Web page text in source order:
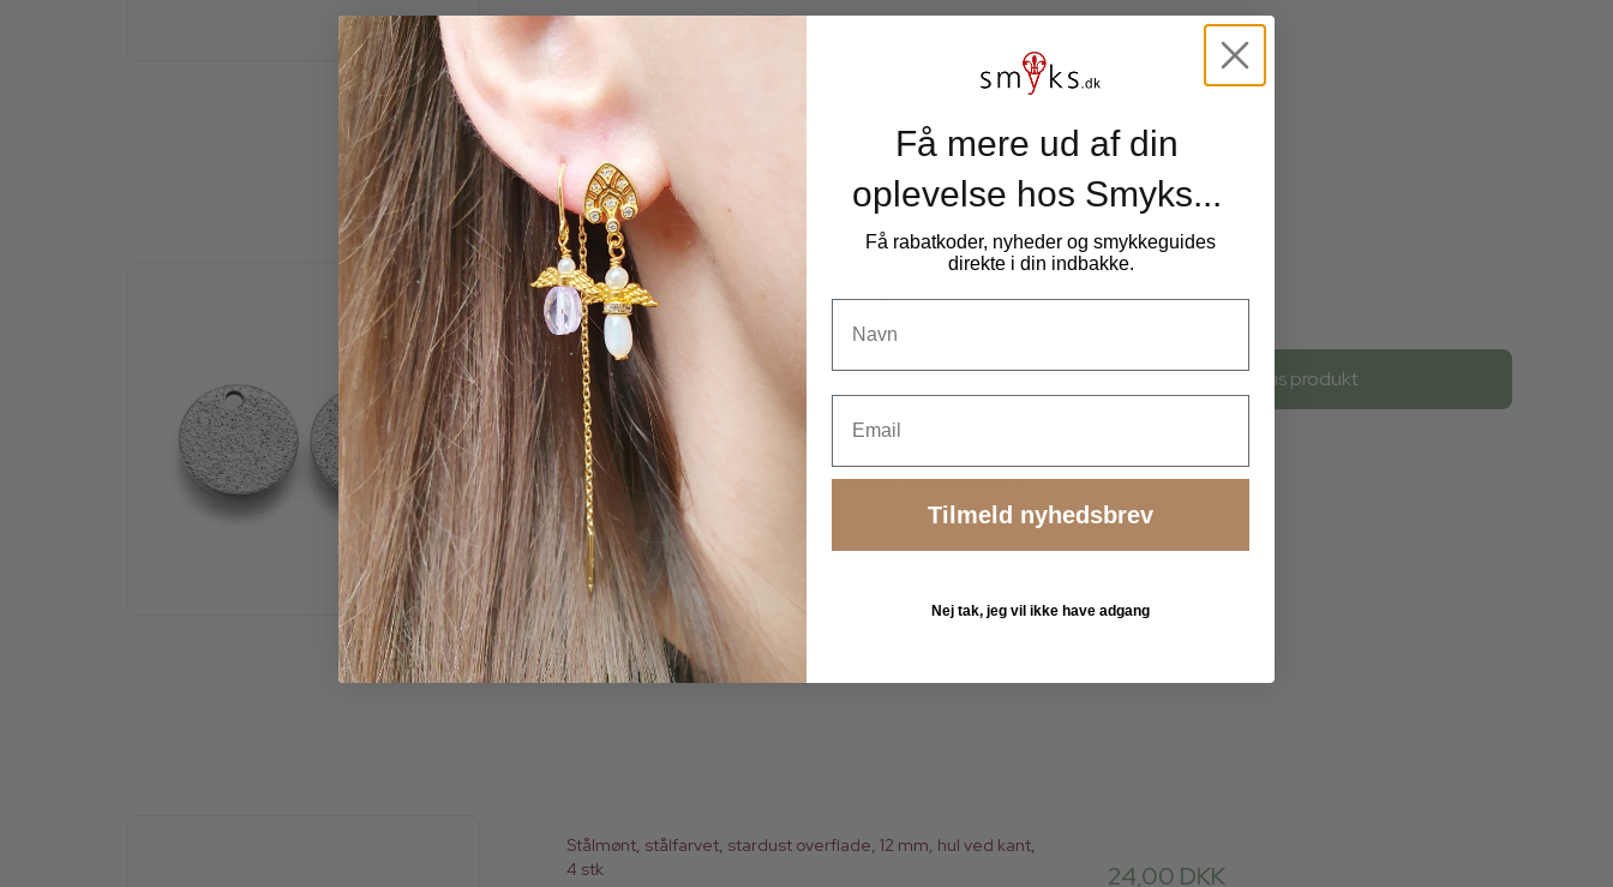
Stålmønt, stålfarvet, stardust overflade, 8 mm, hul ved kant,
4 stk
13056Bst-8mm
4 stk., stålmønt med 1 hul i kant, sandlignende glitrende
overflade, diameter 8 mm, tykkelse 1 mm, huldiameter 1,2
mm. Mønten er ens på begge sider.
Vis produkt
Stålmønt, stålfarvet, stardust overflade, 12 mm, hul ved kant,
4 stk
24,00 DKK
Få mere ud af din
oplevelse hos Smyks...
Få rabatkoder, nyheder og smykkeguides
direkte i din indbakke.
Tilmeld nyhedsbrev
Nej tak, jeg vil ikke have adgang